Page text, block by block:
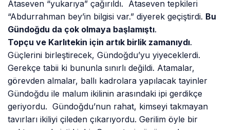
Ataseven “yukarıya” çağırıldı. Ataseven tepkileri
“Abdurrahman bey’in bilgisi var.” diyerek geçiştirdi. Bu
Gündoğdu da çok olmaya başlamıştı.
Topçu ve Karlıtekin için artık birlik zamanıydı.
Güçlerini birleştirecek, Gündoğdu’yu yiyeceklerdi.
Gerekçe tabii ki bununla sınırlı değildi. Atamalar,
görevden almalar, ballı kadrolara yapılacak tayinler
Gündoğdu ile malum ikilinin arasındaki ipi gerdikçe
geriyordu. Gündoğdu’nun rahat, kimseyi takmayan
tavırları ikiliyi çileden çıkarıyordu. Gerilim öyle bir